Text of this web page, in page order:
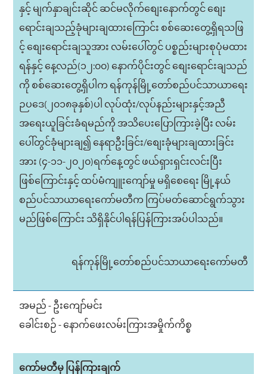
နှင့် မျက်နှာချင်းဆိုင် ဆင်မလိုက်စျေးနောက်တွင် စျေး
ရောင်းချသည့်ခုံများချထားကြောင်း စစ်ဆေးတွေ့ရှိရသဖြ
င့် စျေးရောင်းချသူအား လမ်းပေါ်တွင် ပစ္စည်းများစုပုံမထား
ရန်နှင့် နေ့လည်(၁၂:၀၀) နောက်ပိုင်းတွင် စျေးရောင်းချသည်
ကို စစ်ဆေးတွေ့ရှိပါက ရန်ကုန်မြို့တော်စည်ပင်သာယာရေး
ဉပဒေ(၂၀၁၈ခုနှစ်)ပါ လုပ်ထုံး/လုပ်နည်းများနှင့်အညီ
အရေးယူခြင်းခံရမည်ကို အသိပေးပြောကြားခဲ့ပြီး လမ်း
ပေါ်တွင်ခုံများချ၍ နေရာဦးခြင်း/စျေးခုံများချထားခြင်း
အား (၄-၁၁-၂၀၂၀)ရက်နေ့တွင် ဖယ်ရှားရှင်းလင်းပြီး
ဖြစ်ကြောင်းနှင့် ထပ်မံကျူးကျော်မှု မရှိစေရေး မြို့နယ်
စည်ပင်သာယာရေးကော်မတီက ကြပ်မတ်ဆောင်ရွက်သွား
မည်ဖြစ်ကြောင်း သိရှိနိုင်ပါရန်ပြန်ကြားအပ်ပါသည်။
ရန်ကုန်မြို့တော်စည်ပင်သာယာရေးကော်မတီ
အမည် - ဦးကျော်မင်း
ခေါင်းစဉ် - နောက်ဖေးလမ်းကြားအမှိုက်ကိစ္စ
ကော်မတီမှ ပြန်ကြားချက်